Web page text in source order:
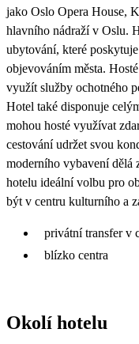
jako Oslo Opera House,
hlavního nádraží v Oslu.
ubytování, které
objevováním města.
využít služby ochotného
Hotel také disponuje
mohou hosté využívat
cestování udržet svou
moderního vybavení dělá
hotelu ideální volbu pro
být v centru kulturního a
privátní transfer v
blízko centra
Okolí hotelu